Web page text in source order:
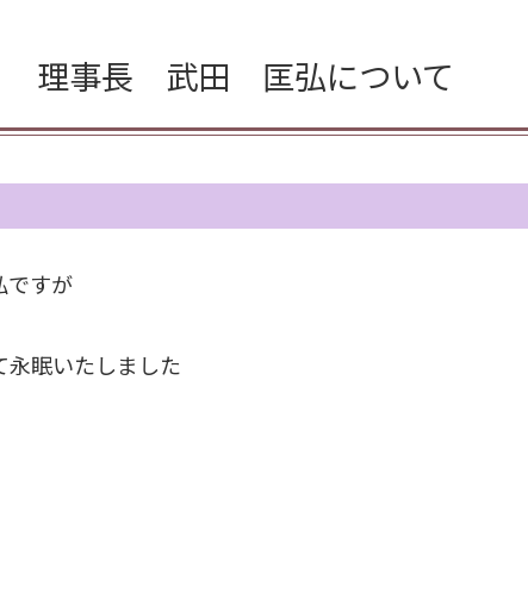
理事長 武田 匡弘について
すが
眠いたしました